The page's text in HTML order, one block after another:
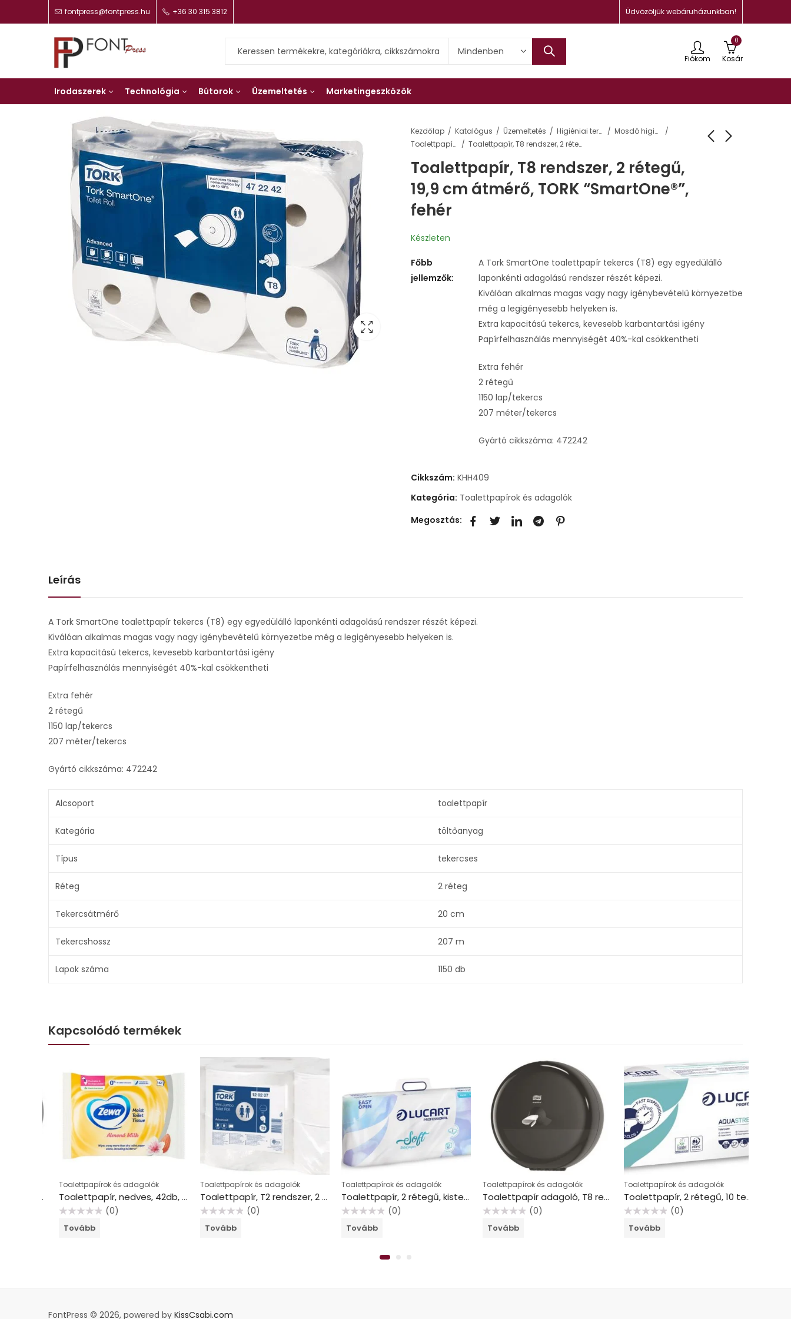
fontpress@fontpress.hu +36 30 315 3812 Üdvözöljük webáruházunkban!
Fiókom
0
Kosár
Irodaszerek Technológia Bútorok Üzemeltetés Marketingeszközök
Kezdőlap Katalógus Üzemeltetés Higiéniai termékek
Mosdó higiénia
Toalettpapírok és adagolók
Toalettpapír, T8 rendszer, 2 rétegű, 19,9 cm átmérő, TORK “SmartOne®”, fehér
Toalettpapír, T8 rendszer, 2 rétegű,
19,9 cm átmérő, TORK “SmartOne®”,
fehér
Készleten
Főbb
jellemzők:
A Tork SmartOne toalettpapír tekercs (T8) egy egyedülálló
laponkénti adagolású rendszer részét képezi.
Kiválóan alkalmas magas vagy nagy igénybevételű környezetbe
még a legigényesebb helyeken is.
Extra kapacitású tekercs, kevesebb karbantartási igény
Papírfelhasználás mennyiségét 40%-kal csökkentheti
Extra fehér
2 rétegű
1150 lap/tekercs
207 méter/tekercs
Gyártó cikkszáma: 472242
Cikkszám: KHH409
Kategória: Toalettpapírok és adagolók
Megosztás:
Leírás
A Tork SmartOne toalettpapír tekercs (T8) egy egyedülálló laponkénti adagolású rendszer részét képezi.
Kiválóan alkalmas magas vagy nagy igénybevételű környezetbe még a legigényesebb helyeken is.
Extra kapacitású tekercs, kevesebb karbantartási igény
Papírfelhasználás mennyiségét 40%-kal csökkentheti
Extra fehér
2 rétegű
1150 lap/tekercs
207 méter/tekercs
Gyártó cikkszáma: 472242
Alcsoport toalettpapír
Kategória töltőanyag
Típus tekercses
Réteg 2 réteg
Tekercsátmérő 20 cm
Tekercshossz 207 m
Lapok száma 1150 db
Kapcsolódó termékek
Toalettpapírok és adagolók
Toalettpapír, nedves, 42db, ZEWA, mandulatej
(0)
Tovább
Toalettpapírok és adagolók
Toalettpapír, T2 rendszer, 2 rétegű, 19, 5 cm átmérő, Advanced, TORK “Mini Jumbo”, fehér
(0)
Tovább
Toalettpapírok és adagolók
Toalettpapír, 2 rétegű, kistekercses, 10 tekercs, LUCART “Soft”, fehér
(0)
Tovább
Toalettpapírok és adagolók
Toalettpapír adagoló, T8 rendszer, Elevation, TORK “SmartOne®”, fekete
(0)
Tovább
Toalettpapírok és adagolók
Toalettpapír, 2 rétegű, 10 tekercs, kistekercses, 22 m, LUCART “Aquastream 10”
(0)
Tovább
FontPress © 2026, powered by KissCsabi.com